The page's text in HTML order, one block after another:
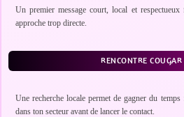
Un premier message court, local et
approche trop directe.
RENCONTRE COUGAR
Une recherche locale permet de gagner du
dans ton secteur avant de lancer le contact.